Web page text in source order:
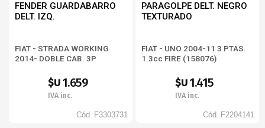
FENDER GUARDABARRO
DELT. IZQ.
FIAT - STRADA WORKING
2014- DOBLE CAB. 3P
$U 1.659
IVA inc.
Cód. F3303731
PARAGOLPE DELT. NEGRO
TEXTURADO
FIAT - UNO 2004-11 3 PTAS.
1.3cc FIRE (158076)
$U1.415
IVA inc.
Cód. F2204141